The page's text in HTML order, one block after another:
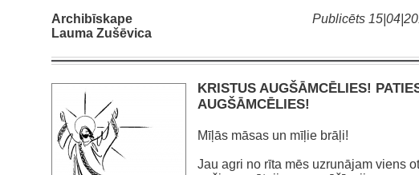
Publicēts
Archibīskape
Lauma Zušēvica
KRISTUS AUGŠĀMCĒLIES!
AUGŠĀMCĒLIES!
Mīļās māsas un mīļie brāļi!
Jau agri no rīta mēs uzrunājam viens